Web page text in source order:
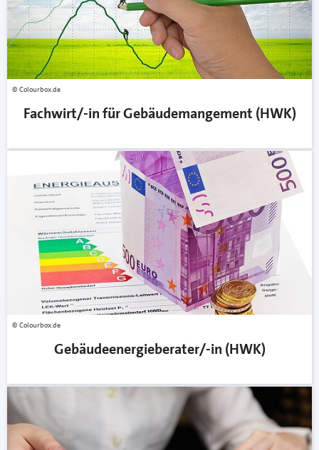
Colourbox.de
Fachwirt/-in für Gebäudemangement (HWK)
Colourbox.de
Gebäudeenergieberater/-in (HWK)